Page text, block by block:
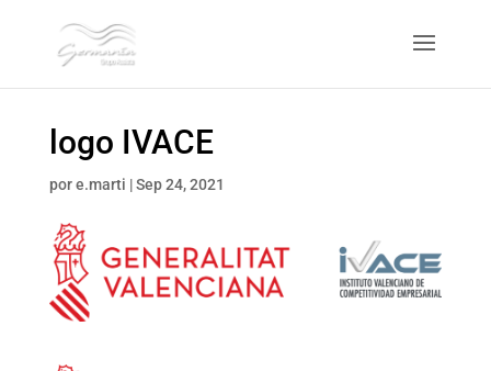
logo IVACE
pore.marti |Sep 24, 2021